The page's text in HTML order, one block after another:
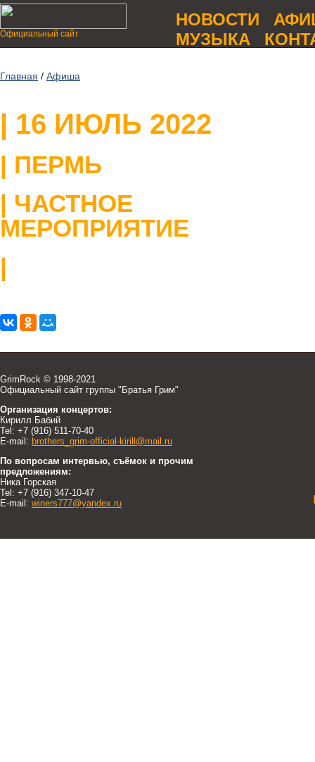
Официальный сайт
НОВОСТИ
МУЗЫКА
Главная / Афиша
| 16 ИЮЛЬ 2022
| ПЕРМЬ
| ЧАСТНОЕ
МЕРОПРИЯТИЕ
|
GrimRock © 1998-2021
Официальный сайт группы "Братья Грим"
Организация концертов:
Кирилл Бабий
Tel: +7 (916) 511-70-40
E-mail: brothers_grim-official-kirill@mail.ru
По вопросам интервью, съёмок и прочим
предложениям:
Ника Горская
Tel: +7 (916) 347-10-47
E-mail: winers777@yandex.ru